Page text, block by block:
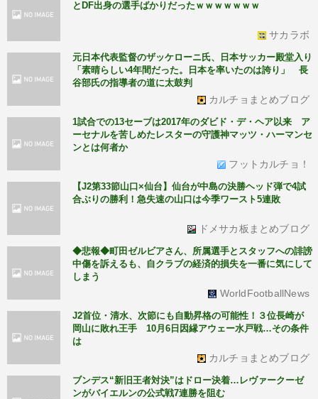
とDF出身の選手ばかりだったｗｗｗｗｗｗｗ
サカラボ
元日本代表監督のザッケローニ氏、日本サッカー殿堂入り
「素晴らしい4年間だった。日本を率いたのは誇り」 長
谷部氏の指導者の道に太鼓判
カルチョまとめブログ
1試合での13セーブは2017年のダビド・デ・ヘア以来 ア
ーセナルを苦しめたレスターの守護神マッツ・ハーマンセ
ンとは何者か
フットカルチョ！
【J2第33節山口×仙台】仙台が中島の決勝ヘッド弾で4試
合ぶりの勝利！急失速の山口は今季ワースト5連敗
ドメサカ板まとめブログ
◆悲報◆町田ゼルビアさん、所属選手とスタッフへの誹謗
中傷を訴えるも、自クラブの経済的損失を一番に気にして
しまう
WorldFootballNews
J2首位・清水、次節にも自動昇格の可能性！３位長崎が
岡山に敗れ王手 10月6日因縁アウェー水戸戦…その条件
は
カルチョまとめブログ
ブンデス“新旧王者対決”はドロー決着…レヴァークーゼ
ンがバイエルンの公式戦7連勝を阻む